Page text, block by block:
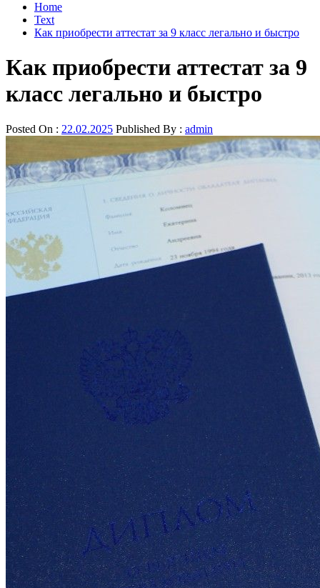
Home
Text
Как приобрести аттестат за 9 класс легально и быстро
Как приобрести аттестат за 9
класс легально и быстро
Posted On : 22.02.2025 Published By : admin